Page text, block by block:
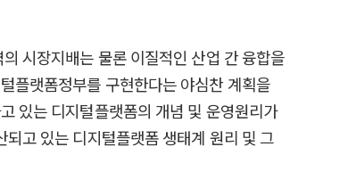
시장지배는 물론 이질적인 산업 간 융합을
플랫폼정부를 구현한다는 야심찬 계획을
있는 디지털플랫폼의 개념 및 운영원리가
고 있는 디지털플랫폼 생태계 원리 및 그